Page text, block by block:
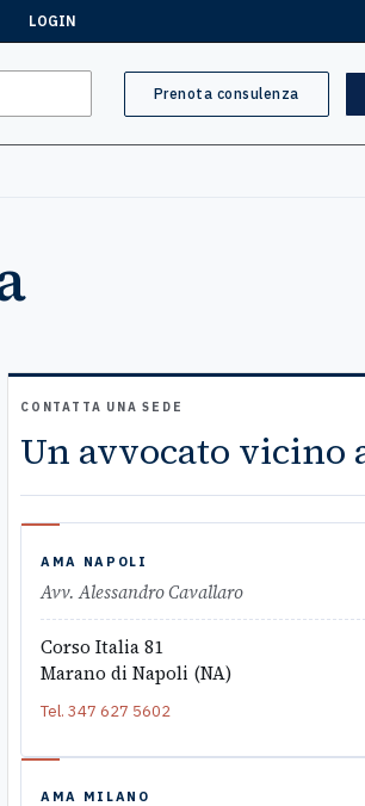
LOGIN
Prenota consulenza
CONTATTA UNA SEDE
Un avvocato vicino
AMA NAPOLI
Avv. Alessandro Cavallaro
Corso Italia 81
Marano di Napoli (NA)
Tel. 347 627 5602
AMA MILANO